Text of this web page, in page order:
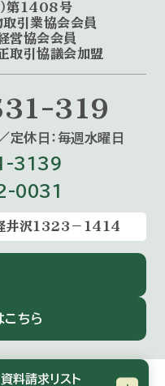
資料請求リスト
第1408号
取引業協会会員
営協会会員
取引協議会加盟
319
休⽇：毎週⽔曜⽇
3139
0031
井沢1323－1414
こちら